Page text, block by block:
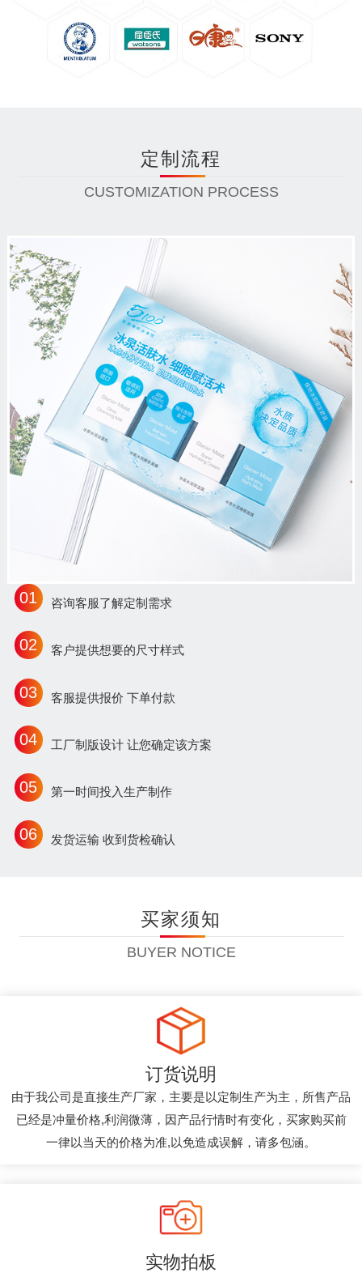
定制流程
CUSTOMIZATION PROCESS
01 咨询客服了解定制需求
02 客户提供想要的尺寸样式
03 客服提供报价 下单付款
04 工厂制版设计 让您确定该方案
05 第一时间投入生产制作
06 发货运输 收到货检确认
买家须知
BUYER NOTICE
订货说明
由于我公司是直接生产厂家，主要是以定制生产为主，所售产品
已经是冲量价格,利润微薄，因产品行情时有变化，买家购买前
一律以当天的价格为准,以免造成误解，请多包涵。
实物拍板